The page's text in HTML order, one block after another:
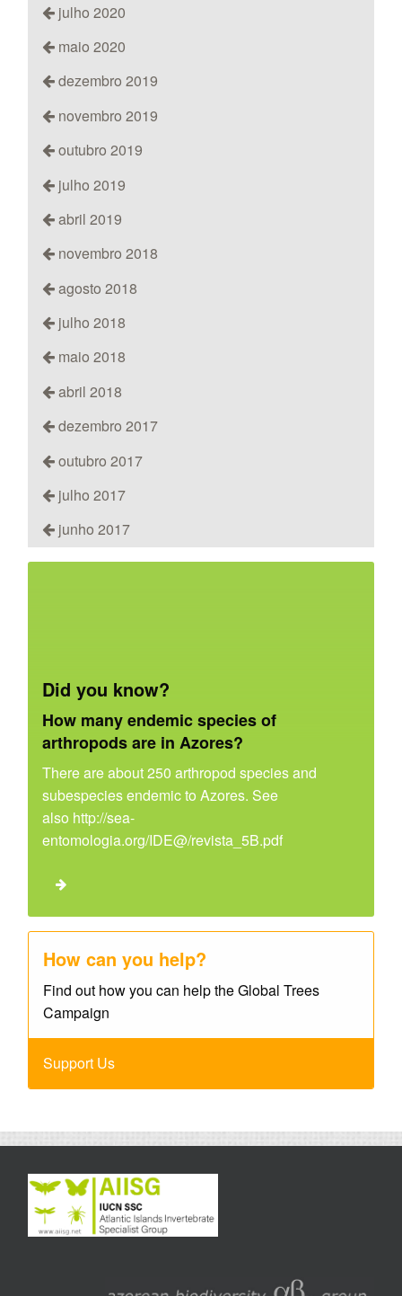
julho 2020
maio 2020
dezembro 2019
novembro 2019
outubro 2019
julho 2019
abril 2019
novembro 2018
agosto 2018
julho 2018
maio 2018
abril 2018
dezembro 2017
outubro 2017
julho 2017
junho 2017
Did you know?
How many endemic species of
arthropods are in Azores?
There are about 250 arthropod species and
subespecies endemic to Azores. See
also http://sea-
entomologia.org/IDE@/revista_5B.pdf
How can you help?
Find out how you can help the Global Trees
Campaign
Support Us